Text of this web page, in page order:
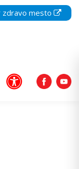
zdravo mesto